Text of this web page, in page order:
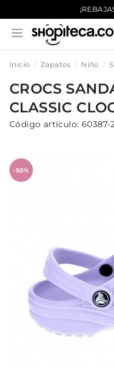
Inicio Zapatos Niño
CROCS
CLASSIC
Código artículo: 60387-
-50%